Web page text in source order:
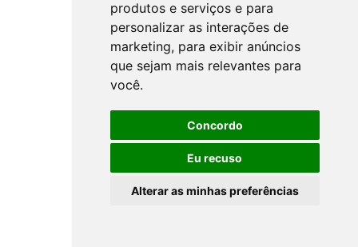
produtos e serviços e para
personalizar as interações de
marketing, para exibir anúncios
que sejam mais relevantes para
você.
Concordo
Eu recuso
Alterar as minhas preferências